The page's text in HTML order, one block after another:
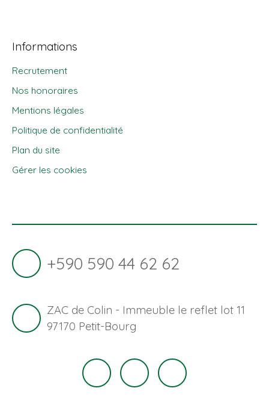
Informations
Recrutement
Nos honoraires
Mentions légales
Politique de confidentialité
Plan du site
Gérer les cookies
+590 590 44 62 62
ZAC de Colin - Immeuble le reflet lot 11
97170 Petit-Bourg